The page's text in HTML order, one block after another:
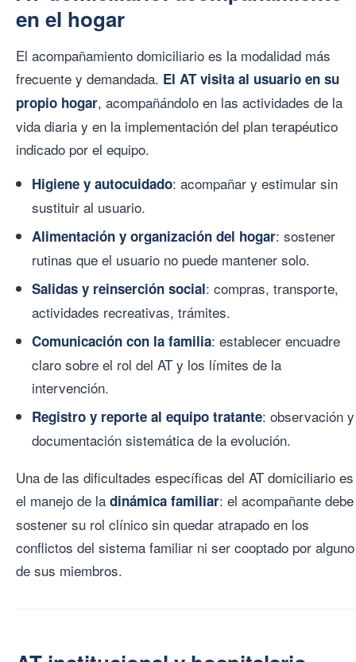
en el hogar
El acompañamiento domiciliario es la modalidad más
frecuente y demandada. El AT visita al usuario en su
propio hogar, acompañándolo en las actividades de la
vida diaria y en la implementación del plan terapéutico
indicado por el equipo.
Higiene y autocuidado: acompañar y estimular sin
sustituir al usuario.
Alimentación y organización del hogar: sostener
rutinas que el usuario no puede mantener solo.
Salidas y reinserción social: compras, transporte,
actividades recreativas, trámites.
Comunicación con la familia: establecer encuadre
claro sobre el rol del AT y los límites de la
intervención.
Registro y reporte al equipo tratante: observación y
documentación sistemática de la evolución.
Una de las dificultades específicas del AT domiciliario es
el manejo de la dinámica familiar: el acompañante debe
sostener su rol clínico sin quedar atrapado en los
conflictos del sistema familiar ni ser cooptado por alguno
de sus miembros.